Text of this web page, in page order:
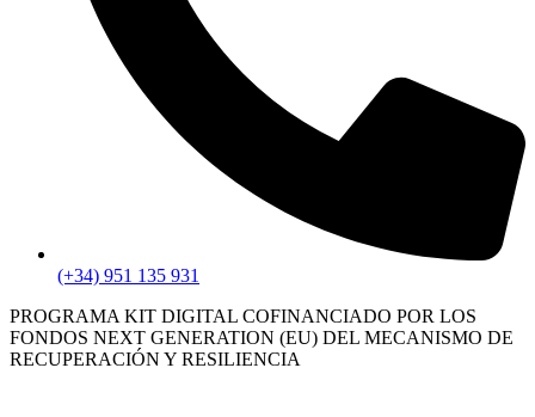
(+34) 951 135 931
PROGRAMA KIT DIGITAL COFINANCIADO POR LOS
FONDOS NEXT GENERATION (EU) DEL MECANISMO DE
RECUPERACIÓN Y RESILIENCIA